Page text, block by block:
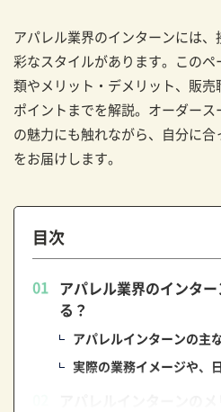
アパレル業界のインターンには
彩なスタイルがあります。この
類やメリット・デメリット、販
ポイントまでを解説。オーダー
の魅力にも触れながら、自分に
をお届けします。
目次
アパレル業界のインタ
る？
アパレルインターンの主
実際の業務イメージや、